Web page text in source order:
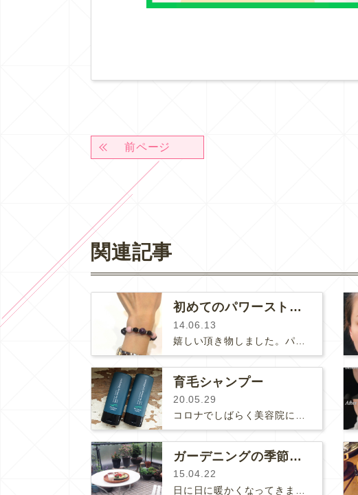
前ページ
関連記事
初めてのパワーストーン
14.06.13
育毛シャンプー
20.05.29
ガーデニングの季節到来♡
15.04.22